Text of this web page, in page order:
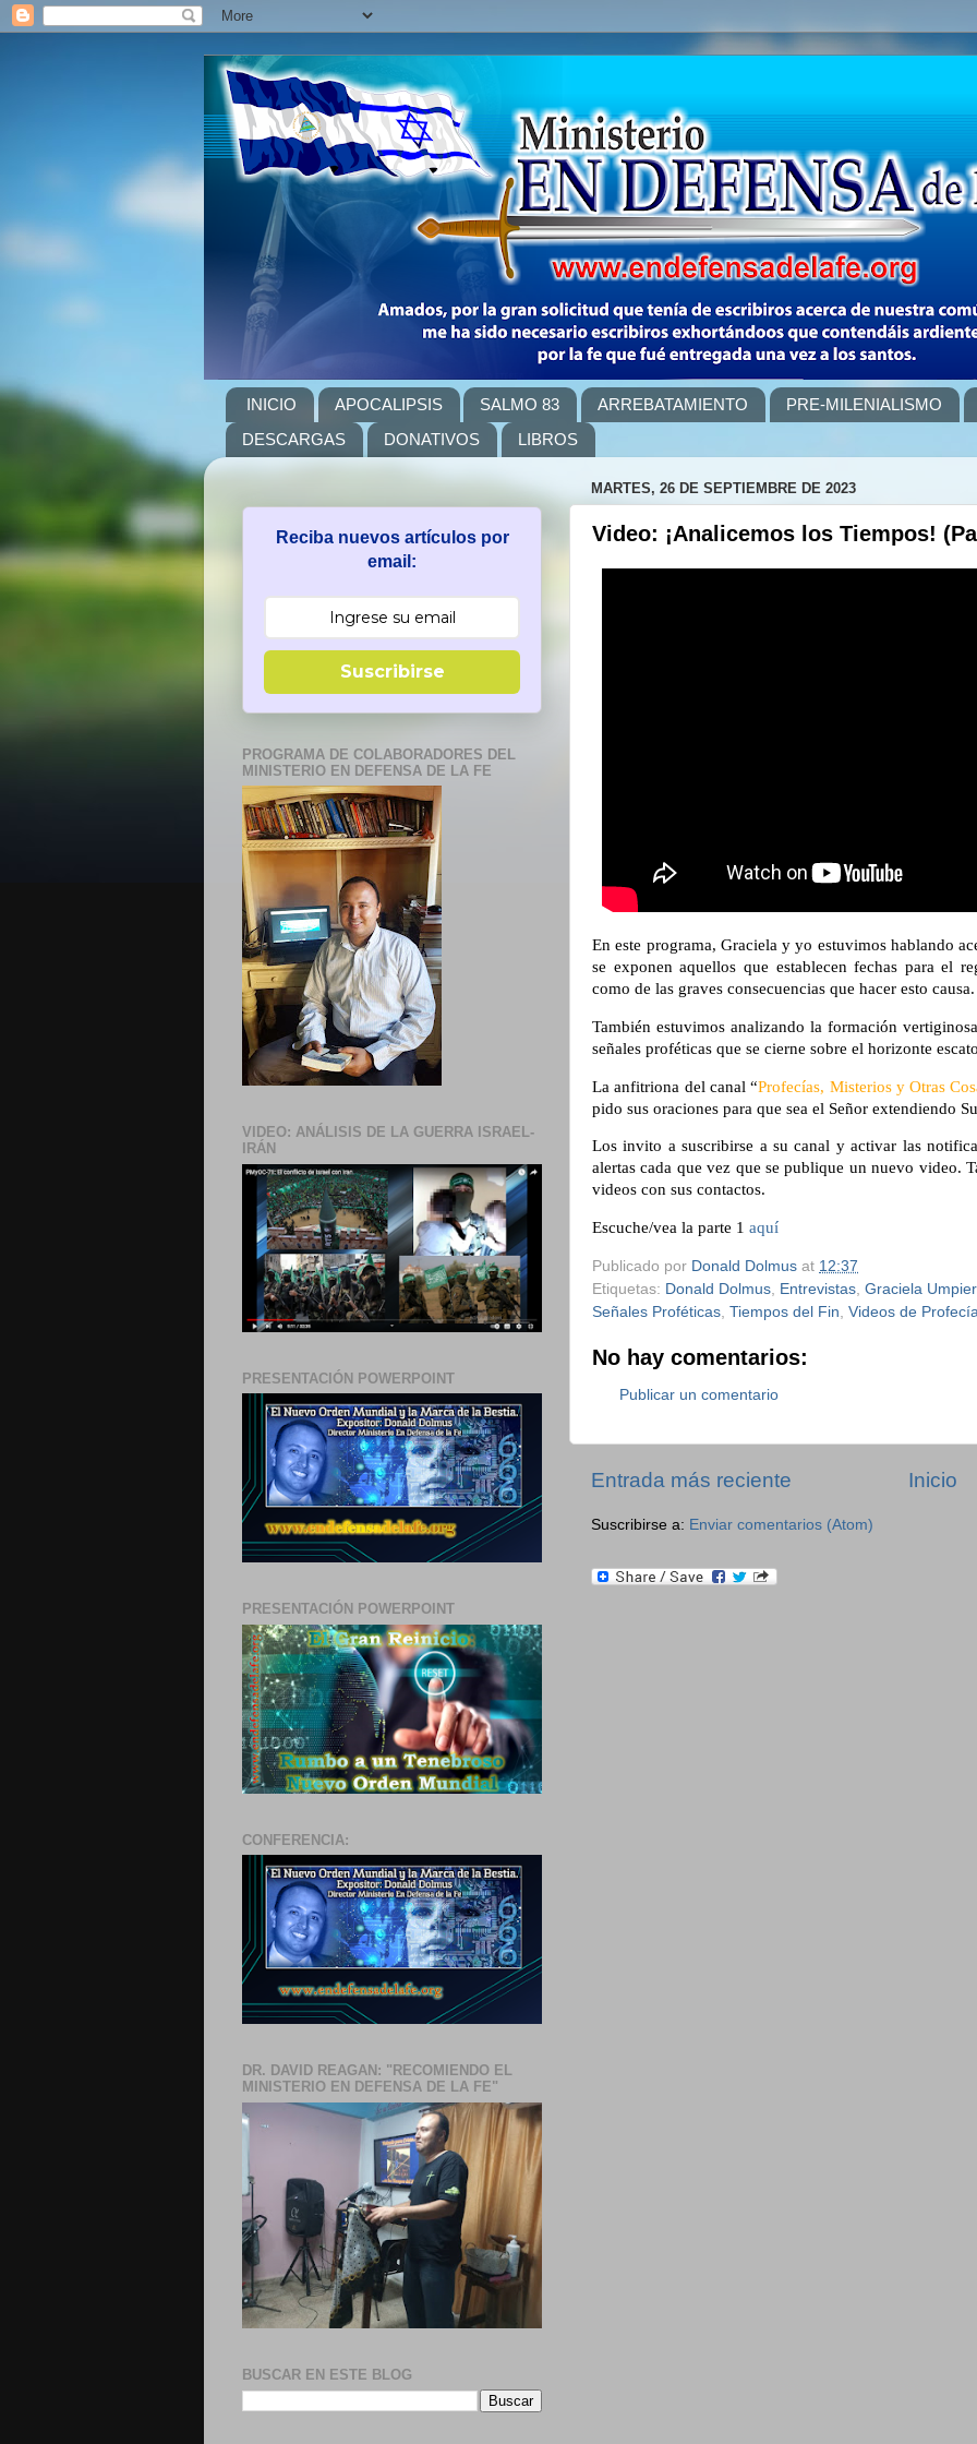
INICIO APOCALIPSIS SALMO 83 ARREBATAMIENTO PRE-MILENIALISMO
DESCARGAS
DONATIVOS LIBROS
MARTES, 26 DE SEPTIEMBRE DE 2023
Video: ¡Analicemos los Tiempos!
En este programa, Graciela y yo estuvimos hablando
se exponen aquellos que establecen fechas para el
como de las graves consecuencias que hacer esto causa.
También estuvimos analizando la formación
señales proféticas que se cierne sobre el horizonte
La anfitriona del canal “Profecías, Misterios y Otras
pido sus oraciones para que sea el Señor extendiendo
Los invito a suscribirse a su canal y activar las
alertas cada que vez que se publique un nuevo video.
videos con sus contactos.
Escuche/vea la parte 1 aquí
Publicado por Donald Dolmus at 12:37
Etiquetas: Donald Dolmus, Entrevistas, Graciela
Señales Proféticas, Tiempos del Fin, Videos de
No hay comentarios:
Publicar un comentario
Entrada más reciente Inicio
Suscribirse a: Enviar comentarios (Atom)
Reciba nuevos artículos por
email:
Suscribirse
PROGRAMA DE COLABORADORES DEL
MINISTERIO EN DEFENSA DE LA FE
VIDEO: ANÁLISIS DE LA GUERRA ISRAEL-
IRÁN
PRESENTACIÓN POWERPOINT
PRESENTACIÓN POWERPOINT
CONFERENCIA:
DR. DAVID REAGAN: "RECOMIENDO EL
MINISTERIO EN DEFENSA DE LA FE"
BUSCAR EN ESTE BLOG